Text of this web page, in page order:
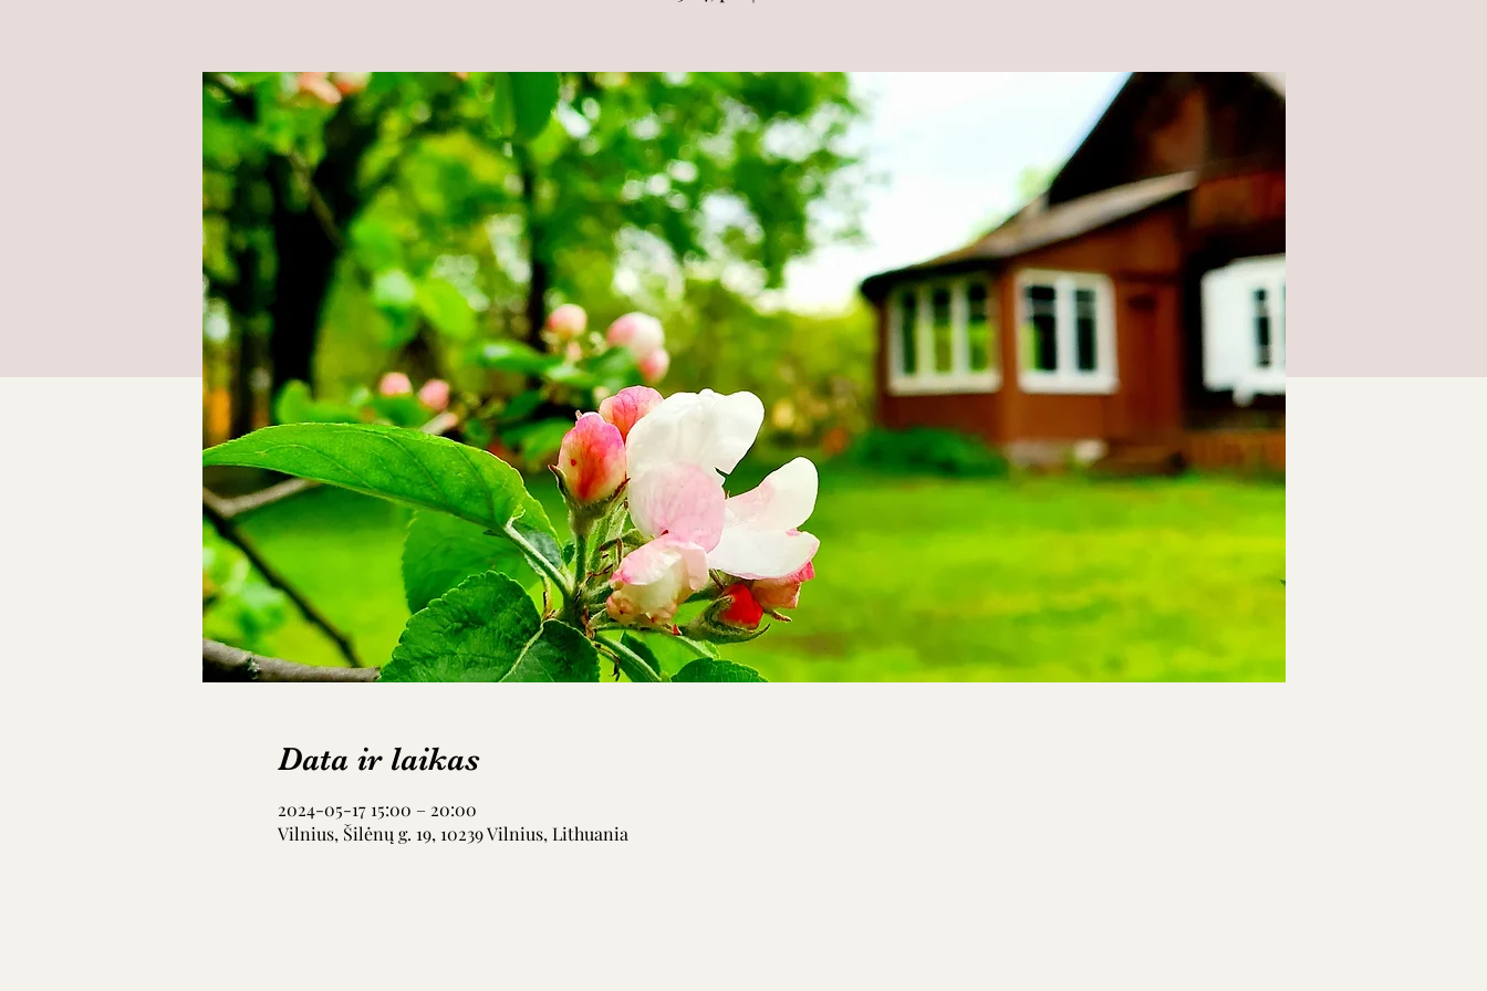
Data ir laikas
2024-05-17 15:00 – 20:00
Vilnius, Šilėnų g. 19, 10239 Vilnius, Lithuania